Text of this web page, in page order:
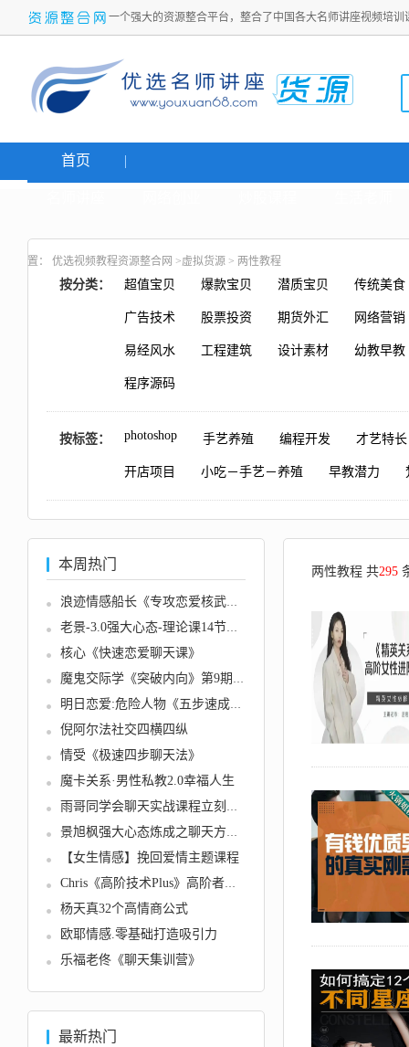
一个强大的资源整合平台，整合了中国各大名师讲座视频培
首页
置： 优选视频教程资源整合网 >虚拟货源 > 两性教程
按分类： 超值宝贝 爆款宝贝 潜质宝贝 传统美食
广告技术 股票投资 期货外汇 网络营销
易经风水 工程建筑 设计素材 幼教早教
程序源码
按标签： photoshop 手艺养殖 编程开发 才艺特长
开店项目 小吃－手艺－养殖 早教潜力
本周热门
浪迹情感船长《专攻恋爱核武器》...
老景-3.0强大心态-理论课14节完整...
核心《快速恋爱聊天课》
魔鬼交际学《突破内向》第9期，突...
明日恋爱:危险人物《五步速成术》...
倪阿尔法社交四横四纵
情受《极速四步聊天法》
魔卡关系·男性私教2.0幸福人生
雨哥同学会聊天实战课程立刻幸福...
景旭枫强大心态炼成之聊天方法-让...
【女生情感】挽回爱情主题课程
Chris《高阶技术Plus》高阶者路线...
杨天真32个高情商公式
欧耶情感.零基础打造吸引力
乐福老佟《聊天集训营》
最新热门
两性教程 共295